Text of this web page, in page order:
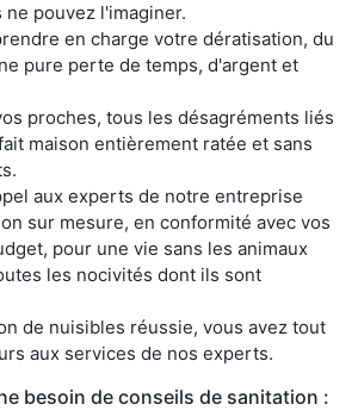
pouvez l'imaginer.
en charge votre dératisation, du
pure perte de temps, d'argent et
proches, tous les désagréments liés
maison entièrement ratée et sans
aux experts de notre entreprise
sur mesure, en conformité avec vos
pour une vie sans les animaux
les nocivités dont ils sont
de nuisibles réussie, vous avez tout
aux services de nos experts.
besoin de conseils de sanitation :